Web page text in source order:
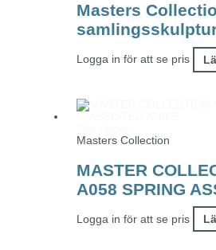
Masters
Logga in för att se pris
Masters Collection
MASTER
A058 SPRING
Logga in för att se pris